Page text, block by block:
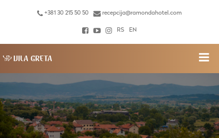
+381 30 215 50 50 recepcija@ramondahotel.com
RS EN